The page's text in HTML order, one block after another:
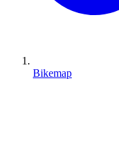
Bikemap